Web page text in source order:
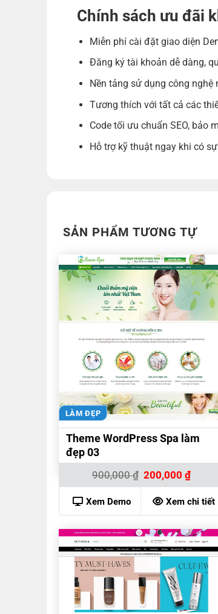
Chính sách ưu đãi
Miễn phí cài đặt giao diện
Đăng ký tài khoản dễ dàng,
Nền tảng sử dụng công nghệ
Tương thích với tất cả các
Code tối ưu chuẩn SEO, bảo
Hỗ trợ kỹ thuật ngay khi có
SẢN PHẨM TƯƠNG TỰ
LÀM ĐẸP
Theme WordPress Spa làm
đẹp 03
900,000₫ Giá
gốc
là:
900,000 ₫.
200,000 ₫Giá
hiện
tại
là:
Xem Demo Xem chi tiết